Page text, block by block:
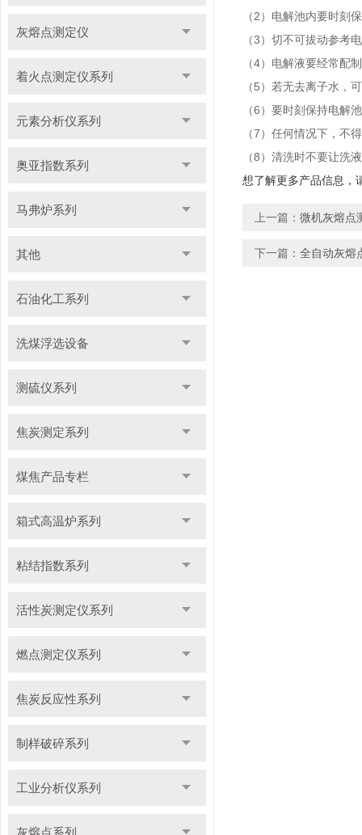
灰熔点测定仪
着火点测定仪系列
元素分析仪系列
奥亚指数系列
马弗炉系列
其他
石油化工系列
洗煤浮选设备
测硫仪系列
焦炭测定系列
煤焦产品专栏
箱式高温炉系列
粘结指数系列
活性炭测定仪系列
燃点测定仪系列
焦炭反应性系列
制样破碎系列
工业分析仪系列
灰熔点系列
（ 2 ）电解池内要时刻
（3 ）切不可拔动参考
（4）电解液要经常配
（ 5 ）若无去离子水，
（6 ）要时刻保持电解
（7 ）任何情况下，不
（8 ）清洗时不要让洗
想了解更多产品信息，
上一篇： 微机灰熔点
下一篇： 全自动灰熔